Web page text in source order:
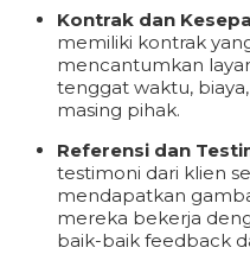
Kontrak dan
memiliki kontrak
mencantumkan
tenggat waktu,
masing pihak.
Referensi dan
testimoni dari klien
mendapatkan
mereka bekerja
baik-baik feedback